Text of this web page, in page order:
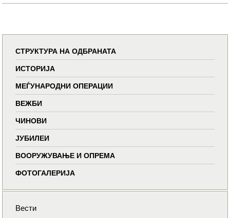
СТРУКТУРА НА ОДБРАНАТА
ИСТОРИЈА
МЕЃУНАРОДНИ ОПЕРАЦИИ
ВЕЖБИ
ЧИНОВИ
ЈУБИЛЕИ
ВООРУЖУВАЊЕ И ОПРЕМА
ФОТОГАЛЕРИЈА
Вести